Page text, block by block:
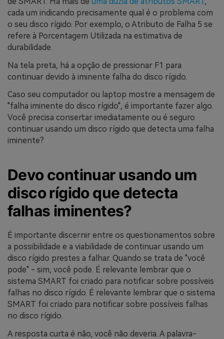
cada um indicando precisamente qual é o problema com
o seu disco rígido. Por exemplo, o Atributo de Falha 5 se
refere à Porcentagem Utilizada na estimativa de
durabilidade.
Na tela preta, há a opção de pressionar F1 para
continuar devido à iminente falha do disco rígido.
Caso seu computador ou laptop mostre a mensagem de
"falha iminente do disco rígido", é importante fazer algo.
Você precisa consertar imediatamente ou é seguro
continuar usando um disco rígido que detecta uma falha
iminente?
Devo continuar usando um
disco rígido que detecta
falhas iminentes?
É importante discernir entre os questionamentos sobre
a possibilidade e a viabilidade de continuar usando um
disco rígido prestes a falhar. Quando se trata de "você
pode" - sim, você pode. É relevante lembrar que o
sistema SMART foi criado para notificar sobre possíveis
falhas no disco rígido. É relevante lembrar que o sistema
SMART foi criado para notificar sobre possíveis falhas
no disco rígido.
A resposta curta é não, você não deveria. A palavra-